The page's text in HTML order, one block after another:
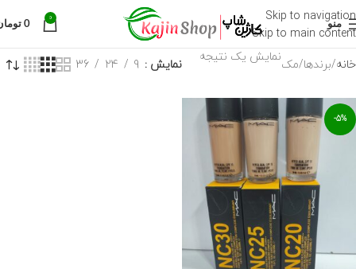
Skip to navigation
Skip to main content
منو
0
0
خانه برندها مک
نمایش یک نتیجه
نمایش 9
24
36
-5%